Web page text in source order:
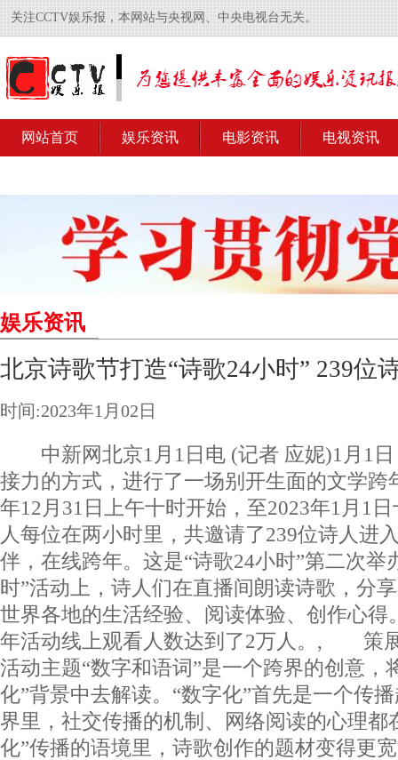
关注CCTV娱乐报，本网站与央视网、中央电视台无关。
网站首页 娱乐资讯 电影资讯 电视资讯
娱乐资讯
北京诗歌节打造“诗歌24小时” 239位
时间:2023年1月02日
中新网北京1月1日电 (记者 应妮)1月1日
接力的方式，进行了一场别开生面的文学
年12月31日上午十时开始，至2023年1月1
人每位在两小时里，共邀请了239位诗人进
伴，在线跨年。这是“诗歌24小时”第二次
时”活动上，诗人们在直播间朗读诗歌，分
世界各地的生活经验、阅读体验、创作心得
年活动线上观看人数达到了2万人。, 策
活动主题“数字和语词”是一个跨界的创意，
化”背景中去解读。“数字化”首先是一个传
界里，社交传播的机制、网络阅读的心理都
化”传播的语境里，诗歌创作的题材变得更